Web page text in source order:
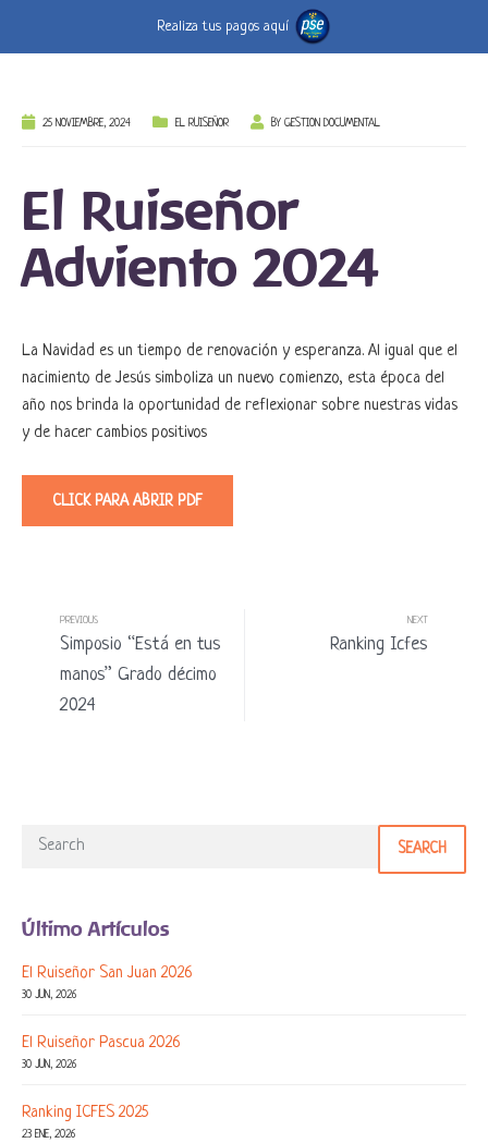
Realiza tus pagos aquí
25 NOVIEMBRE, 2024 EL RUISEÑOR BY GESTION DOCUMENTAL
El Ruiseñor
Adviento 2024
La Navidad es un tiempo de renovación y esperanza. Al igual que el
nacimiento de Jesús simboliza un nuevo comienzo, esta época del
año nos brinda la oportunidad de reflexionar sobre nuestras vidas
y de hacer cambios positivos
CLICK PARA ABRIR PDF
PREVIOUS
Simposio “Está en tus
manos” Grado décimo
2024
NEXT
Ranking Icfes
SEARCH
Último Artículos
El Ruiseñor San Juan 2026
30 JUN, 2026
El Ruiseñor Pascua 2026
30 JUN, 2026
Ranking ICFES 2025
23 ENE, 2026